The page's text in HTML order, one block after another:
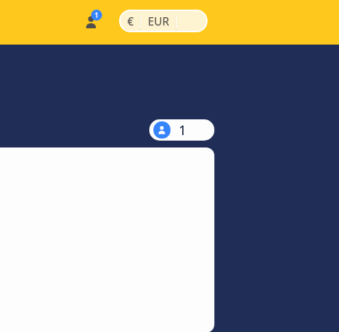
€ | EUR |
1